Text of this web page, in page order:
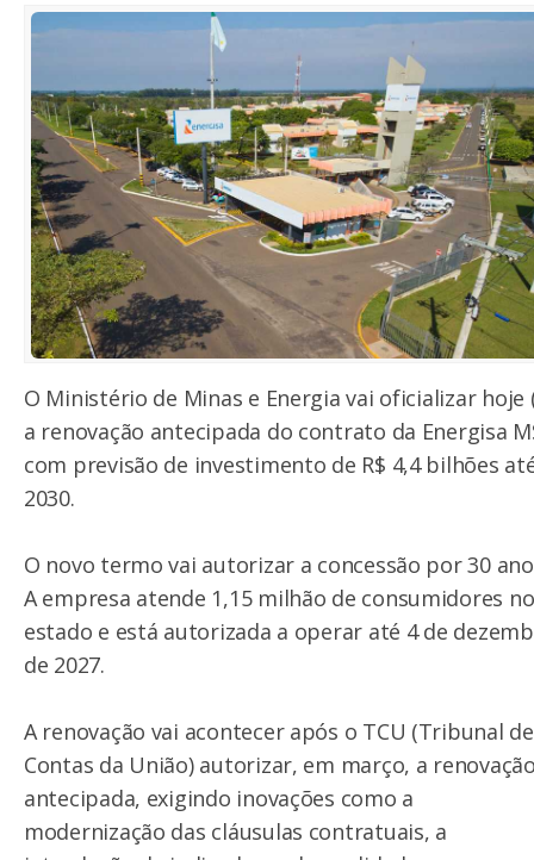
O Ministério de Minas e Energia vai oficializar hoje
a renovação antecipada do contrato da Energisa
com previsão de investimento de R$ 4,4 bilhões
2030.
O novo termo vai autorizar a concessão por 30
A empresa atende 1,15 milhão de consumidores no
estado e está autorizada a operar até 4 de
de 2027.
A renovação vai acontecer após o TCU (Tribunal de
Contas da União) autorizar, em março, a
antecipada, exigindo inovações como a
modernização das cláusulas contratuais, a